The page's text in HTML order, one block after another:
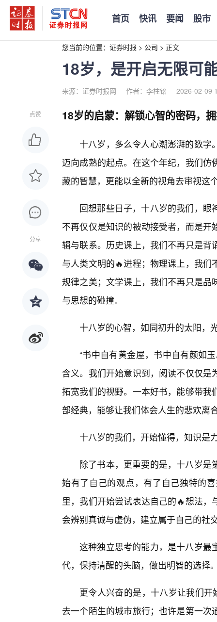
首页 快讯 要闻 股市
您当前的位置： 证券时报 > 公司 > 正文
18岁，是开启无限可
来源：证券时报网 作者：李柱铭 2026-02-09
点赞
分享
18岁的启蒙：解锁心智的密码，
十八岁，多么令人心潮澎湃的数
迈向成熟的起点。在这个年纪，我们
藏的智慧，更能以全新的视角去审视这
回想那些日子，十八岁的我们，
不再仅仅是知识的被动接受者，而是
辑与联系。历史课上，我们不再只是
与人类文明的🔥进程；物理课上，我
规律之美；文学课上，我们不再只是
与思想的碰撞。
十八岁的心智，如同初升的太阳，
“书中自有黄金屋，书中自有颜如
含义。我们开始意识到，阅读不仅仅
拓宽我们的视野。一本好书，能够带
部经典，能够让我们体会人生的悲欢离
十八岁的我们，开始懂得，知识是
除了书本，更重要的是，十八岁
始有了自己的观点，有了自己独特的
里，我们开始尝试表达自己的🔥想法
会辨别真诚与虚伪，建立属于自己的社
这种独立思考的能力，是十八岁最
代，保持清醒的头脑，做出明智的选择
更令人兴奋的是，十八岁让我们开
去一个陌生的城市旅行；也许是第一